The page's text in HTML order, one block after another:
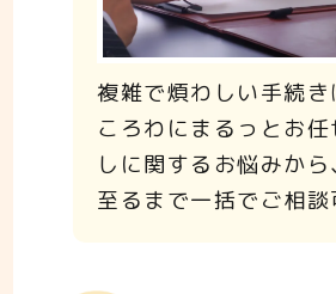
複雑で煩わしい手続き
ころわにまるっとお任
しに関するお悩みから
至るまで一括でご相談